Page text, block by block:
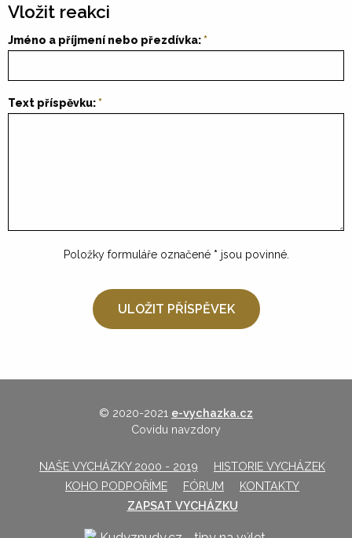
Vložit reakci
Jméno a příjmení nebo přezdívka:
Text příspěvku:
Položky formuláře označené * jsou povinné.
© 2020-2021 e-vychazka.cz
Covidu navzdory
NAŠE VYCHÁZKY 2000 - 2019
HISTORIE VYCHÁZEK
KOHO PODPOŘÍME
FÓRUM
KONTAKTY
ZAPSAT VYCHÁZKU